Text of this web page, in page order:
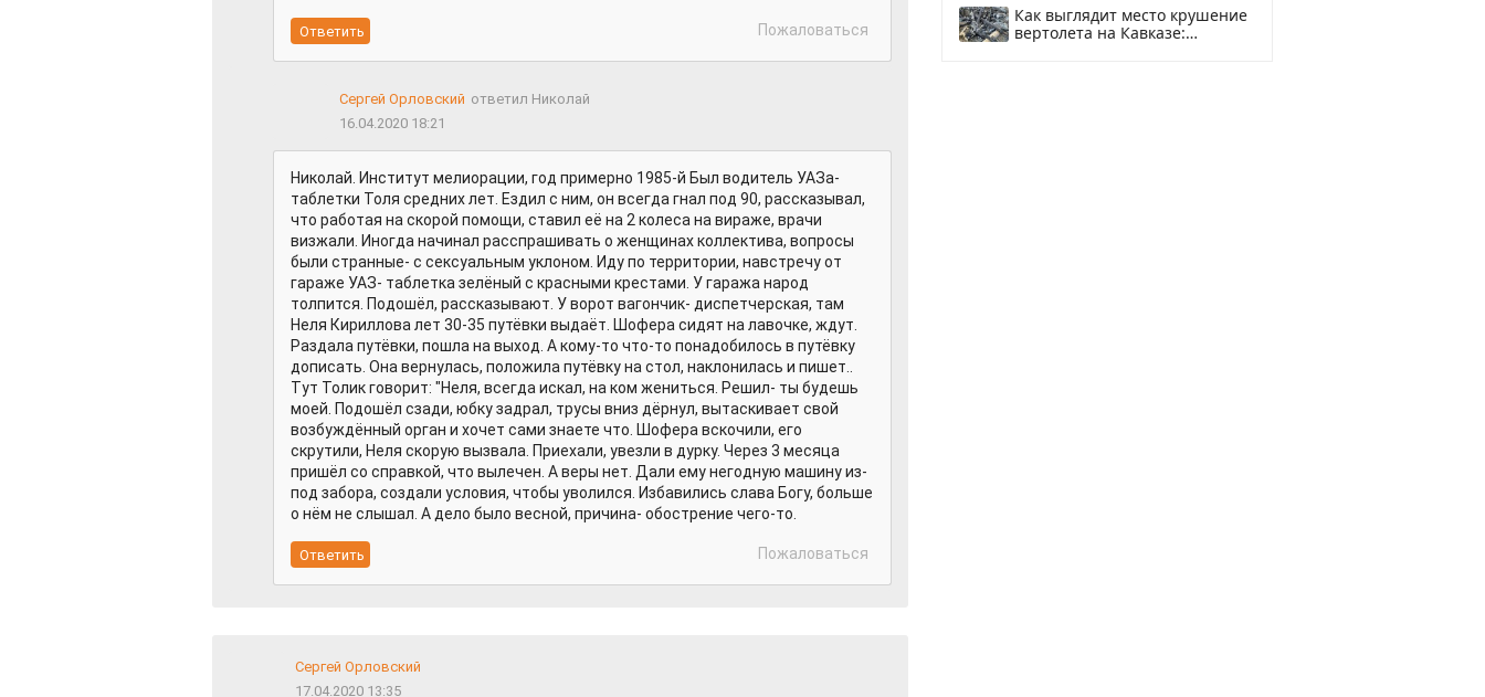
Пожаловаться
Сергей Орловский ответил Николай
16.04.2020 18:21
Николай. Институт мелиорации, год примерно 1985-й Был водитель УАЗа-
таблетки Толя средних лет. Ездил с ним, он всегда гнал под 90, рассказывал,
что работая на скорой помощи, ставил её на 2 колеса на вираже, врачи
визжали. Иногда начинал расспрашивать о женщинах коллектива, вопросы
были странные- с сексуальным уклоном. Иду по территории, навстречу от
гараже УАЗ- таблетка зелёный с красными крестами. У гаража народ
толпится. Подошёл, рассказывают. У ворот вагончик- диспетчерская, там
Неля Кириллова лет 30-35 путёвки выдаёт. Шофера сидят на лавочке, ждут.
Раздала путёвки, пошла на выход. А кому-то что-то понадобилось в путёвку
дописать. Она вернулась, положила путёвку на стол, наклонилась и пишет..
Тут Толик говорит: "Неля, всегда искал, на ком жениться. Решил- ты будешь
моей. Подошёл сзади, юбку задрал, трусы вниз дёрнул, вытаскивает свой
возбуждённый орган и хочет сами знаете что. Шофера вскочили, его
скрутили, Неля скорую вызвала. Приехали, увезли в дурку. Через 3 месяца
пришёл со справкой, что вылечен. А веры нет. Дали ему негодную машину из-
под забора, создали условия, чтобы уволился. Избавились слава Богу, больше
о нём не слышал. А дело было весной, причина- обострение чего-то.
Пожаловаться
Сергей Орловский
17.04.2020 13:35
Как выглядит место крушение
вертолета на Кавказе: